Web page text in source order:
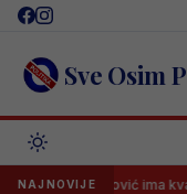
Skip
content Sve Osim
NAJNOVIJEima kvalitet kakav